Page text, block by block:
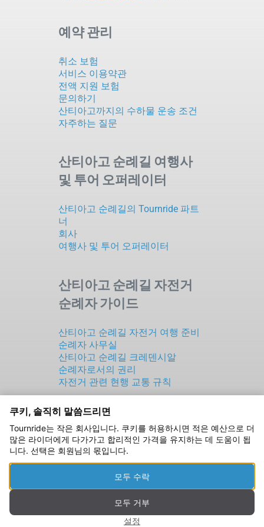
예약 관리
취소 보험
서비스 이용약관
전액 지원 보험
문의하기
산티아고까지의 수하물 운송 조건
자주하는 질문
산티아고 순례길 여행사
및 투어 오퍼레이터
산티아고 순례길의 Tournride 파트
너
회사
여행사 및 투어 오퍼레이터
산티아고 순례길 자전거
순례자 가이드
산티아고 순례길 자전거 여행 준비
순례자 사무실
산티아고 순례길 크레덴시알
순례자로서의 권리
자전거 관련 현행 교통 규칙
TOURNRIDE S.L.
CIF: B70189816
Rúa de Laverde Ruiz, 5
Santiago de Compostela
법적 고지|개인정보 처리방침|쿠키 정책
쿠키, 솔직히 말씀드리면
Tournride는 작은 회사입니다. 쿠키를 허용하시면 적은 예산으로 더
많은 라이더에게 다가가고 합리적인 가격을 유지하는 데 도움이 됩
니다. 선택은 회원님의 몫입니다.
모두 수락
모두 거부
설정